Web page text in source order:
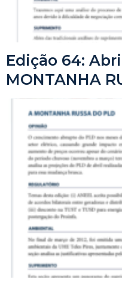
Edição 64:
MONTANHA